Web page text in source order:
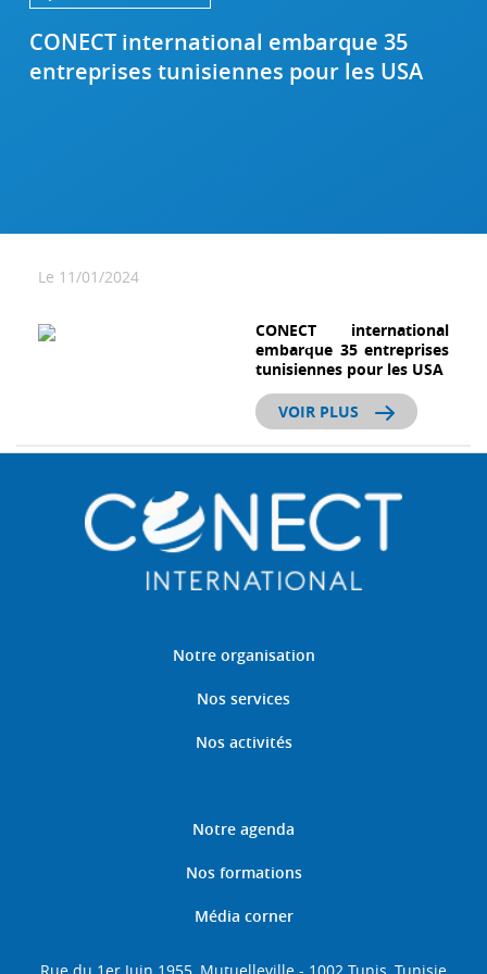
CONECT international embarque 35
entreprises tunisiennes pour les USA
Le 11/01/2024
CONECT international
embarque 35 entreprises
tunisiennes pour les USA
VOIR PLUS
Notre organisation
Nos services
Nos activités
Notre agenda
Nos formations
Média corner